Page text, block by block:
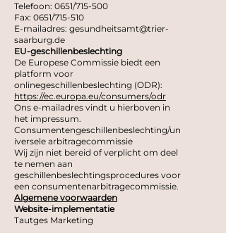
Telefoon: 0651/715-500
Fax: 0651/715-510
E-mailadres: gesundheitsamt@trier-
saarburg.de
EU-geschillenbeslechting
De Europese Commissie biedt een
platform voor
onlinegeschillenbeslechting (ODR):
https://ec.europa.eu/consumers/odr
Ons e-mailadres vindt u hierboven in
het impressum.
Consumentengeschillenbeslechting/un
iversele arbitragecommissie
Wij zijn niet bereid of verplicht om deel
te nemen aan
geschillenbeslechtingsprocedures voor
een consumentenarbitragecommissie.
Algemene voorwaarden
Website-implementatie
Tautges Marketing